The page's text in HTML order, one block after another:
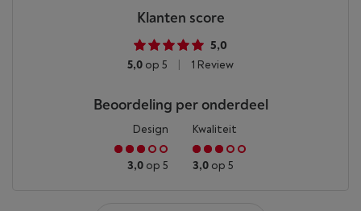
Klanten score
5,0
5,0 op 5 1 Review
Beoordeling per onderdeel
Design
3,0 op 5
Kwaliteit
3,0 op 5